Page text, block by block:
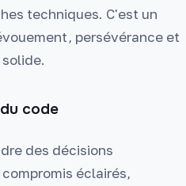
techniques. C'est un
persévérance et
code
des décisions
éclairés,